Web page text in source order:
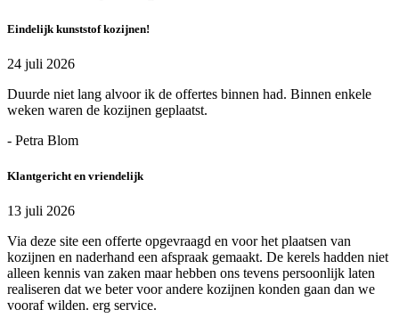
Eindelijk kunststof kozijnen!
24 juli 2026
Duurde niet lang alvoor ik de offertes binnen had. Binnen enkele
weken waren de kozijnen geplaatst.
- Petra Blom
Klantgericht en vriendelijk
13 juli 2026
Via deze site een offerte opgevraagd en voor het plaatsen van
kozijnen en naderhand een afspraak gemaakt. De kerels hadden niet
alleen kennis van zaken maar hebben ons tevens persoonlijk laten
realiseren dat we beter voor andere kozijnen konden gaan dan we
vooraf wilden. erg service.